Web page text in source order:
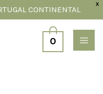
X
CONTINENTAL
0